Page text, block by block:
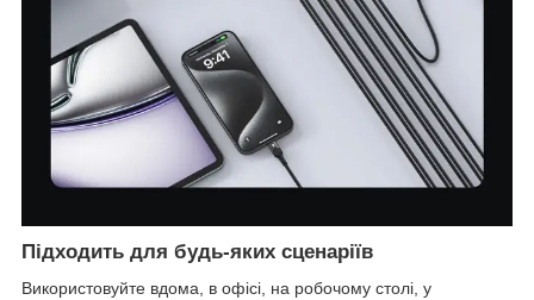
Підходить для будь-яких сценаріїв
Використовуйте вдома, в офісі, на робочому столі, у